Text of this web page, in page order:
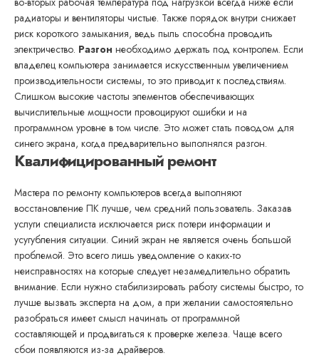
радиаторы и вентиляторы чистые. Также порядок внутри снижает
риск короткого замыкания, ведь пыль способна проводить
электричество. Разгон необходимо держать под контролем. Если
владелец компьютера занимается искусственным увеличением
производительности системы, то это приводит к последствиям.
Слишком высокие частоты элементов обеспечивающих
вычислительные мощности провоцируют ошибки и на
программном уровне в том числе. Это может стать поводом для
синего экрана, когда предварительно выполнялся разгон.
Квалифицированный ремонт
Мастера по ремонту компьютеров всегда выполняют
восстановление ПК лучше, чем средний пользователь. Заказав
услуги специалиста исключается риск потери информации и
усугубления ситуации. Синий экран не является очень большой
проблемой. Это всего лишь уведомление о каких-то
неисправностях на которые следует незамедлительно обратить
внимание. Если нужно стабилизировать работу системы быстро, то
лучше вызвать эксперта на дом, а при желании самостоятельно
разобраться имеет смысл начинать от программной
составляющей и продвигаться к проверке железа. Чаще всего
сбои появляются из-за драйверов.